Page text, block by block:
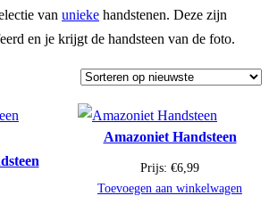
van unieke handstenen. Deze zijn
en je krijgt de handsteen van de foto.
Amazoniet Handsteen
Prijs: €6,99
Toevoegen aan winkelwagen